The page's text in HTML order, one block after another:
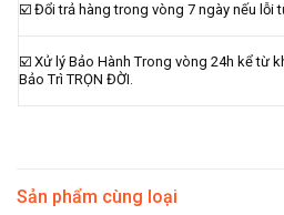
☑️ Đổi trả hàng trong vòng 7 ngày nếu lỗi
☑️ Xử lý Bảo Hành Trong vòng 24h kể từ
Bảo Trì TRỌN ĐỜI.
Sản phẩm cùng loại